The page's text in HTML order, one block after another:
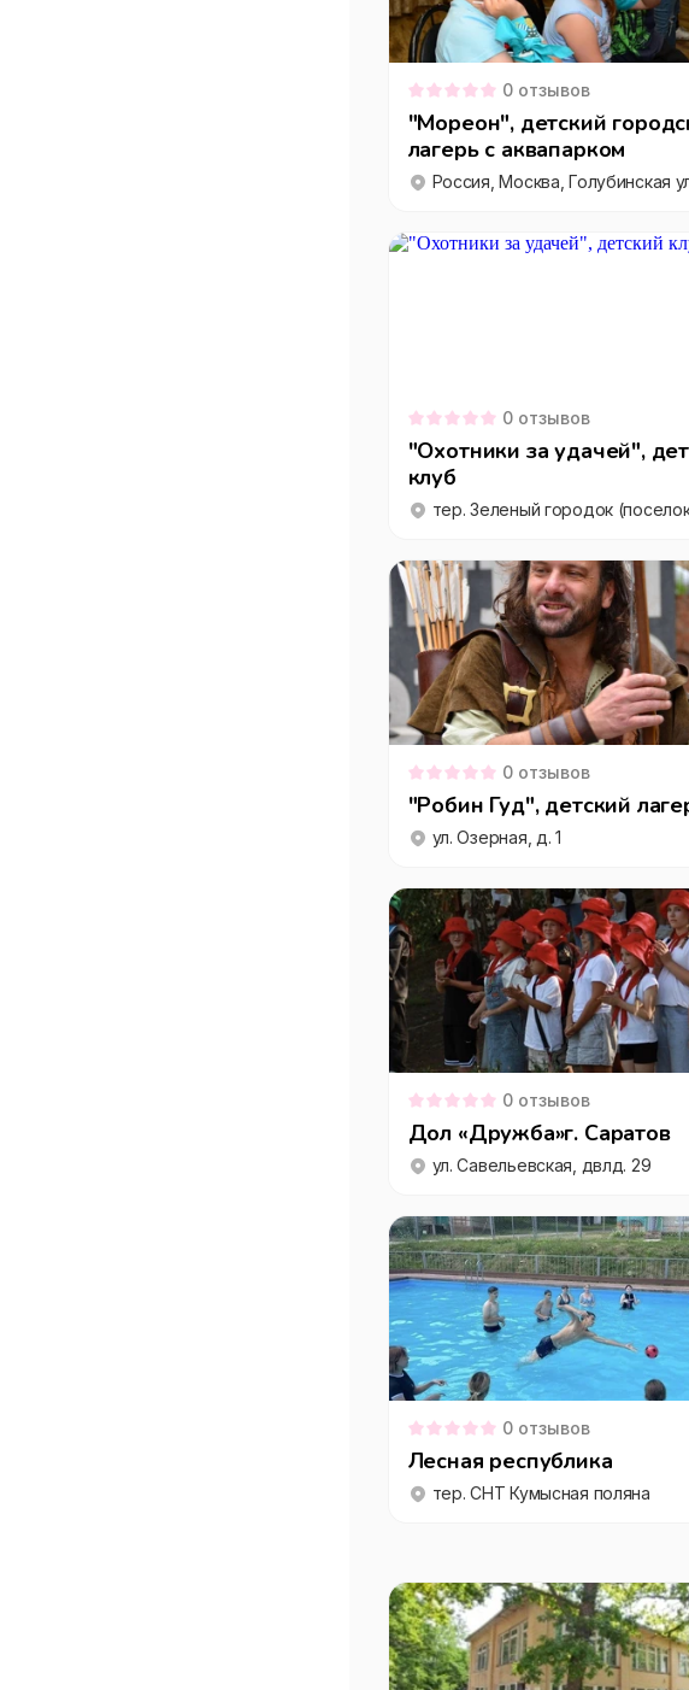
0 отзывов
"Мореон", детский
лагерь с аквапарком
0 отзывов
"Охотники за удачей",
клуб
0 отзывов
"Робин Гуд", детский
ул. Озерная, д. 1
0 отзывов
Дол «Дружба»г. Саратов
ул. Савельевская, двлд. 29
0 отзывов
Лесная республика
тер. СНТ Кумысная поляна